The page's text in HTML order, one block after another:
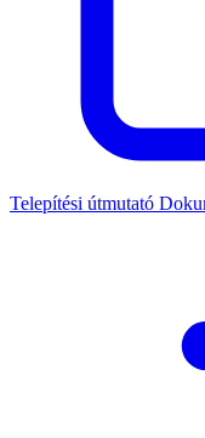
Telepítési útmutató